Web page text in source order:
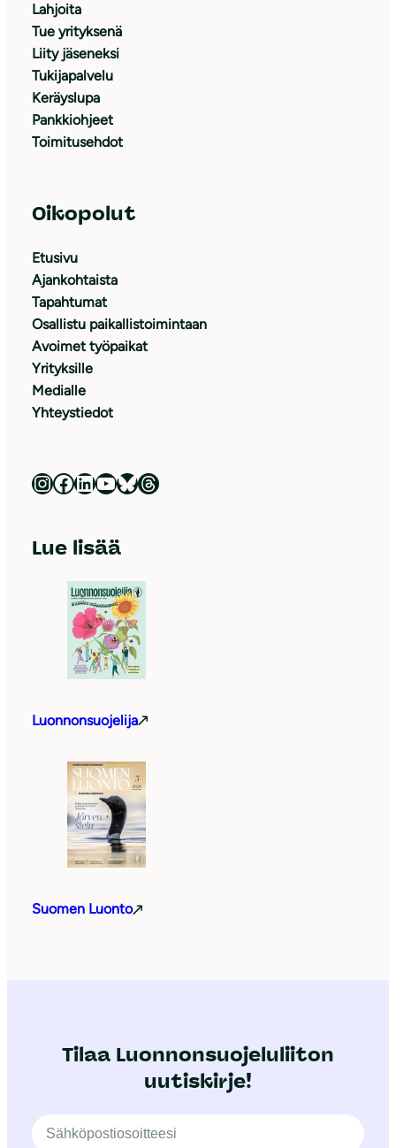
Lahjoita
Tue yrityksenä
Liity jäseneksi
Tukijapalvelu
Keräyslupa
Pankkiohjeet
Toimitusehdot
Oikopolut
Etusivu
Ajankohtaista
Tapahtumat
Osallistu paikallistoimintaan
Avoimet työpaikat
Yrityksille
Medialle
Yhteystiedot
Luonnonsuojeluliitto Instagramissa Luonnonsuojeluliitto Facebookissa Luonnonsuojeluliitto LinkedInissä Luonnonsuojeluliiton YouTube-kanava Luonnonsuojeluliitto Blueskyssa Luonnonsuojeluliitto Threadsissa
Lue lisää
Luonnonsuojelija
Suomen Luonto
Tilaa Luonnonsuojeluliiton
uutiskirje!